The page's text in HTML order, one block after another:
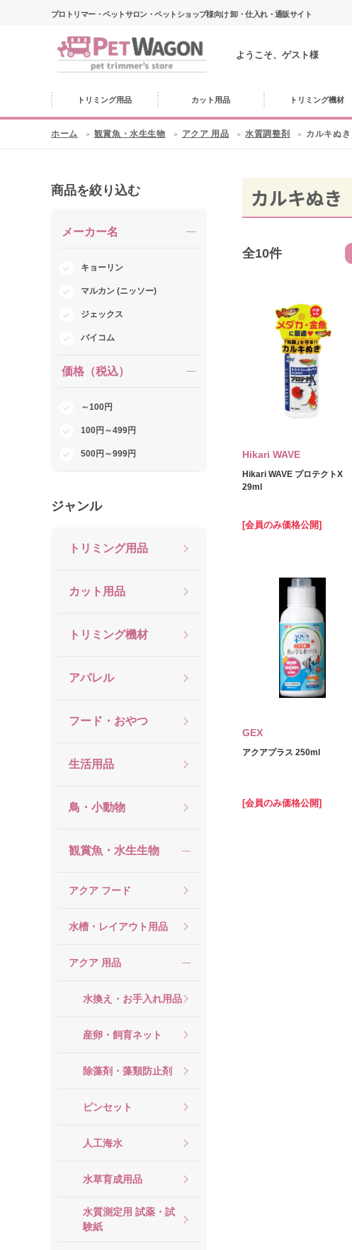
プロトリマー・ペットサロン・ペットショップ様向け 卸・仕入れ・通販サイト
ようこそ、ゲスト様
トリミング用品 カット用品 トリミング機材
ホーム 観賞魚・水生生物 アクア 用品 水質調整剤 カルキぬき
商品を絞り込む
メーカー名
キョーリン
マルカン (ニッソー)
ジェックス
バイコム
価格（税込）
～100円
100円～499円
500円～999円
ジャンル
トリミング用品
カット用品
トリミング機材
アパレル
フード・おやつ
生活用品
鳥・小動物
観賞魚・水生生物
アクア フード
水槽・レイアウト用品
アクア 用品
水換え・お手入れ用品
産卵・飼育ネット
除藻剤・藻類防止剤
ピンセット
人工海水
水草育成用品
水質測定用 試薬・試
験紙
カルキぬき
全10件
Hikari WAVE
Hikari WAVE プロテクトX
29ml
[会員のみ価格公開]
GEX
アクアプラス 250ml
[会員のみ価格公開]